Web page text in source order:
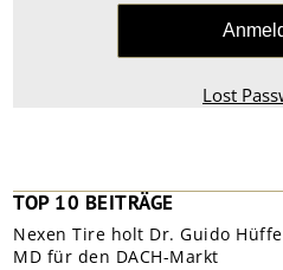
Lost
TOP 10 BEITRÄGE
Nexen Tire holt Dr. Guido
MD für den DACH-Markt